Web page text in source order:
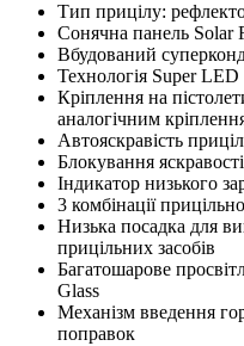
Тип прицілу:
Сонячна панель Solar
Вбудований
Технологія Super LED
Кріплення на
аналогічним
Автояскравість
Блокування
Індикатор низького
3 комбінації
Низька посадка для
прицільних засобів
Багатошарове
Glass
Механізм введення
поправок